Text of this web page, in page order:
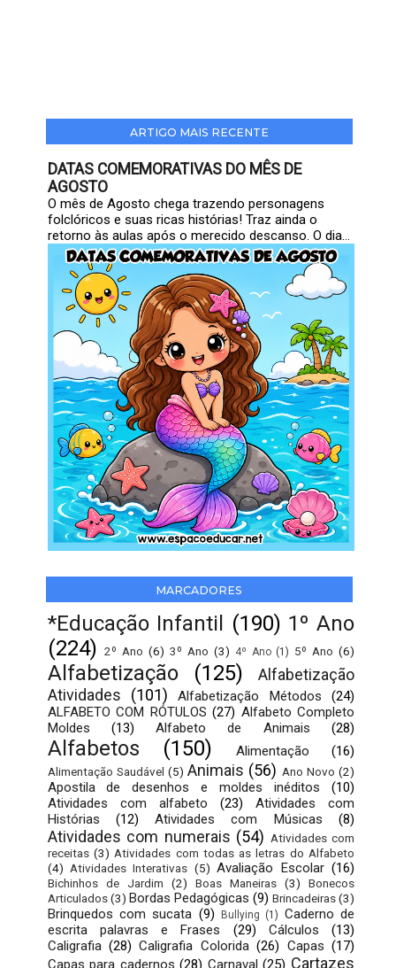
ARTIGO MAIS RECENTE
DATAS COMEMORATIVAS DO MÊS DE
AGOSTO
O mês de Agosto chega trazendo personagens
folclóricos e suas ricas histórias! Traz ainda o
retorno às aulas após o merecido descanso. O dia...
MARCADORES
*Educação Infantil (190) 1º Ano
(224) 2º Ano (6) 3º Ano (3) 4º Ano (1) 5º Ano (6)
Alfabetização (125)
Alfabetização
Atividades
(101) Alfabetização Métodos
(24)
ALFABETO COM RÓTULOS (27) Alfabeto Completo
Moldes
(13) Alfabeto de Animais (28)
Alfabetos (150) Alimentação (16)
Alimentação Saudável (5) Animais (56) Ano Novo (2)
Apostila de desenhos e moldes inéditos
(10)
Atividades com alfabeto
(23)
Atividades com
Histórias
(12) Atividades com Músicas (8)
Atividades com numerais (54) Atividades com
receitas (3) Atividades com todas as letras do Alfabeto
(4) Atividades Interativas (5) Avaliação Escolar (16)
Bichinhos de Jardim (2) Boas Maneiras (3)
Bonecos
Articulados (3) Bordas Pedagógicas (9) Brincadeiras(3)
Brinquedos com sucata (9) Bullying (1) Caderno de
escrita palavras e Frases
(29) Cálculos
(13)
Caligrafia (28) Caligrafia Colorida (26) Capas (17)
Capas para cadernos (28) Carnaval (25) Cartazes